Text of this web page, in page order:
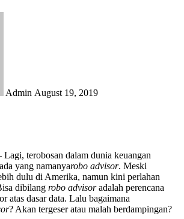
Admin August 19, 2019
Lagi, terobosan dalam dunia keuangan
yang namanyarobo advisor. Meski
dulu di Amerika, namun kini perlahan
dibilang robo advisoradalah perencana
atas dasar data. Lalu bagaimana
? Akan tergeser atau malah berdampingan?